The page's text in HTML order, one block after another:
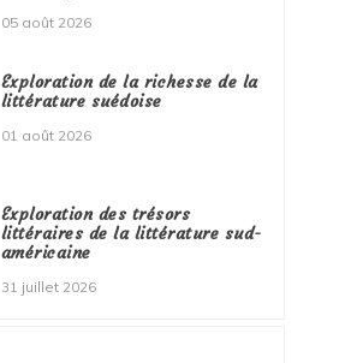
05 août 2026
Exploration de la richesse de la
littérature suédoise
01 août 2026
Exploration des trésors
littéraires de la littérature sud-
américaine
31 juillet 2026